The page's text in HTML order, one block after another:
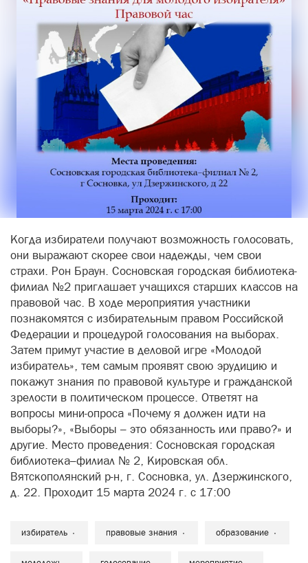
Когда избиратели получают возможность голосовать,
они выражают скорее свои надежды, чем свои
страхи. Рон Браун. Сосновская городская библиотека-
филиал №2 приглашает учащихся старших классов на
правовой час. В ходе мероприятия участники
познакомятся с избирательным правом Российской
Федерации и процедурой голосования на выборах.
Затем примут участие в деловой игре «Молодой
избиратель», тем самым проявят свою эрудицию и
покажут знания по правовой культуре и гражданской
зрелости в политическом процессе. Ответят на
вопросы мини-опроса «Почему я должен идти на
выборы?», «Выборы – это обязанность или право?» и
другие. Место проведения: Сосновская городская
библиотека–филиал № 2, Кировская обл.
Вятскополянский р-н, г. Сосновка, ул. Дзержинского,
д. 22. Проходит 15 марта 2024 г. с 17:00
избиратель правовые знания образование